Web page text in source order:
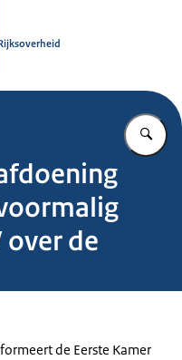
over de
de Eerste Kamer